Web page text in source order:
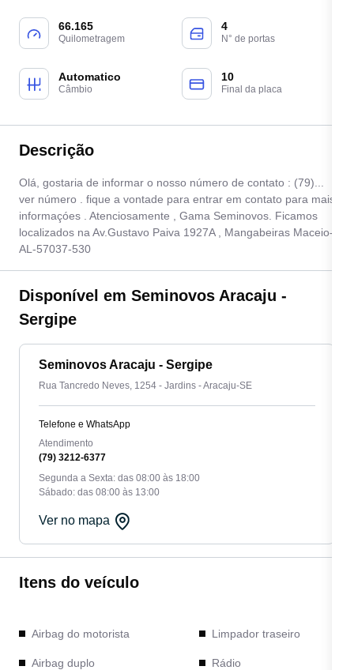
66.165
Quilometragem
4
N° de portas
Automatico
Câmbio
10
Final da placa
Descrição
Olá, gostaria de informar o nosso número de contato : (79)...
ver número . fique a vontade para entrar em contato para mais
informaçóes . Atenciosamente , Gama Seminovos. Ficamos
localizados na Av.Gustavo Paiva 1927A , Mangabeiras Maceio-
AL-57037-530
Disponível em Seminovos Aracaju -
Sergipe
Seminovos Aracaju - Sergipe
Rua Tancredo Neves, 1254 - Jardins - Aracaju-SE
Telefone e WhatsApp
Atendimento
(79) 3212-6377
Segunda a Sexta: das 08:00 às 18:00
Sábado: das 08:00 às 13:00
Ver no mapa
Itens do veículo
Airbag do motorista
Airbag duplo
Limpador traseiro
Rádio